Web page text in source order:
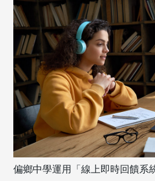
偏鄉中學運用「線上即時回饋系